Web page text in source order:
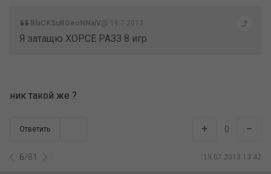
BlaCKSuRGeoNNaiV@ 19.7.2013
Я затащю ХОРСЕ РАЗЗ 8 игр
ник такой же ?
Ответить
6/81 19.07.2013 13:42
+ 0 –